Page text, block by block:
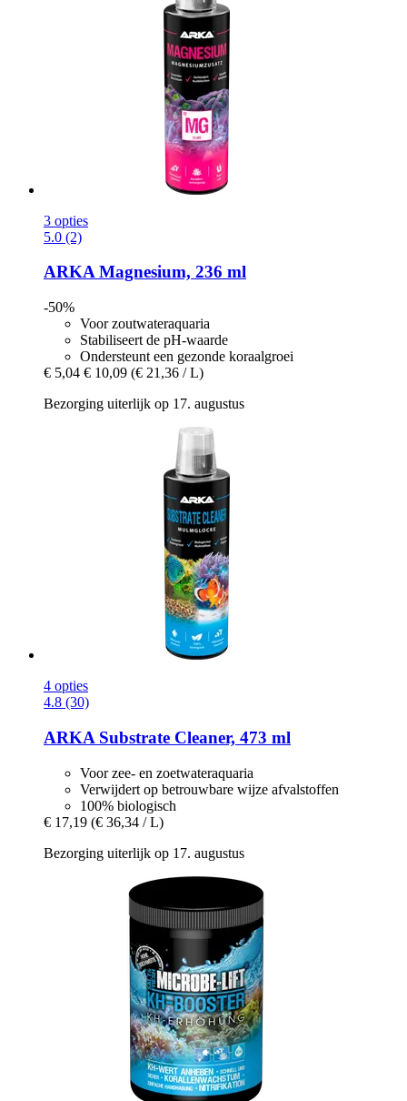
3 opties
5.0 (2)
ARKAMagnesium, 236 ml
-50%
Voor zoutwateraquaria
Stabiliseert de pH-waarde
Ondersteunt een gezonde koraalgroei
€ 5,04 € 10,09 (€ 21,36 / L)
Bezorging uiterlijk op 17. augustus
4 opties
4.8 (30)
ARKA Substrate Cleaner, 473 ml
Voor zee- en zoetwateraquaria
Verwijdert op betrouwbare wijze afvalstoffen
100% biologisch
€ 17,19 (€ 36,34 / L)
Bezorging uiterlijk op 17. augustus